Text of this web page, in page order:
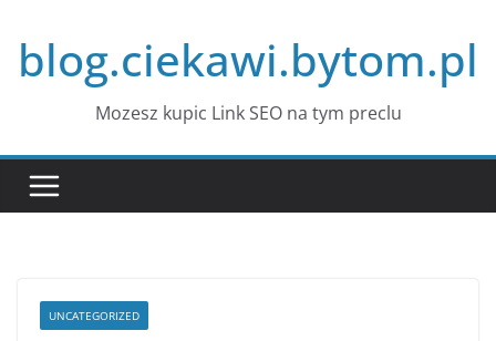
treściblog.ciekawi.bytom.pl
Mozesz kupic Link SEO na tym preclu
UNCATEGORIZED